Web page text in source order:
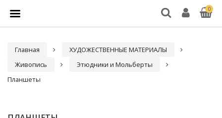
0
Главная
ХУДОЖЕСТВЕННЫЕ МАТЕРИАЛЫ
Живопись
Этюдники и Мольберты
Планшеты